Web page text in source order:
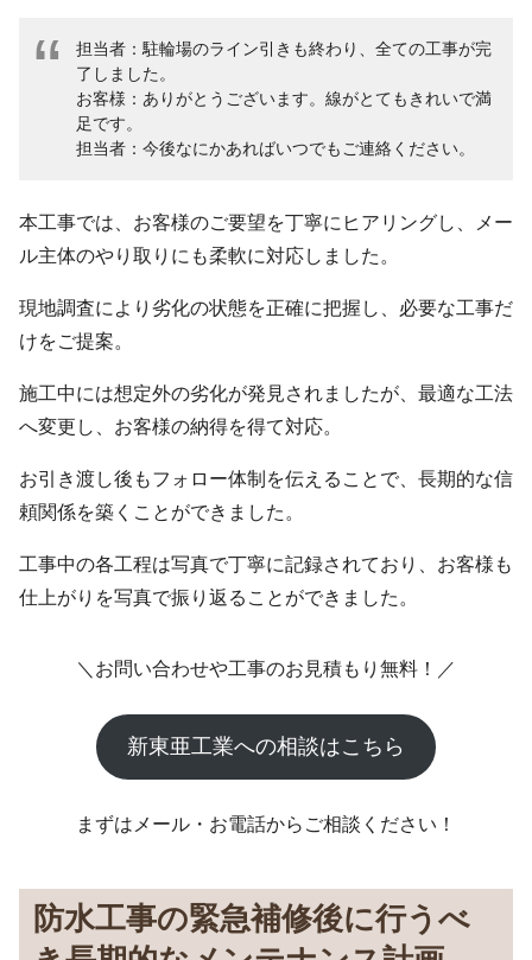
担当者：駐輪場のライン引きも終わり、全ての工事が完
了しました。
お客様：ありがとうございます。線がとてもきれいで満
足です。
担当者：今後なにかあればいつでもご連絡ください。
本工事では、お客様のご要望を丁寧にヒアリングし、メー
ル主体のやり取りにも柔軟に対応しました。
現地調査により劣化の状態を正確に把握し、必要な工事だ
けをご提案。
施工中には想定外の劣化が発見されましたが、最適な工法
へ変更し、お客様の納得を得て対応。
お引き渡し後もフォロー体制を伝えることで、長期的な信
頼関係を築くことができました。
工事中の各工程は写真で丁寧に記録されており、お客様も
仕上がりを写真で振り返ることができました。
＼お問い合わせや工事のお見積もり無料！／
新東亜工業への相談はこちら
まずはメール・お電話からご相談ください！
防水工事の緊急補修後に行うべ